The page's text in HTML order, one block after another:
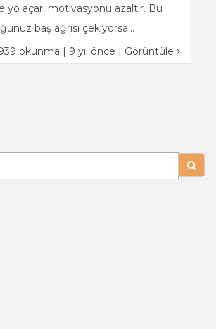
yo açar, motivasyonu azaltır. Bu
baş ağrısı çekiyorsa...
okunma | 9 yıl önce | Görüntüle